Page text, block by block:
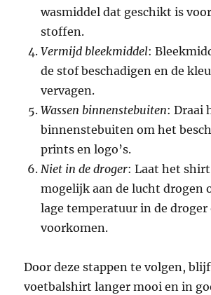
wasmiddel dat geschikt is
stoffen.
Vermijd bleekmiddel:
de stof beschadigen en de
vervagen.
Wassen binnenstebuiten: Draai
binnenstebuiten om het
prints en logo’s.
Niet in de droger: Laat het
mogelijk aan de lucht drogen
lage temperatuur in de droger
voorkomen.
Door deze stappen te volgen,
voetbalshirt langer mooi en in